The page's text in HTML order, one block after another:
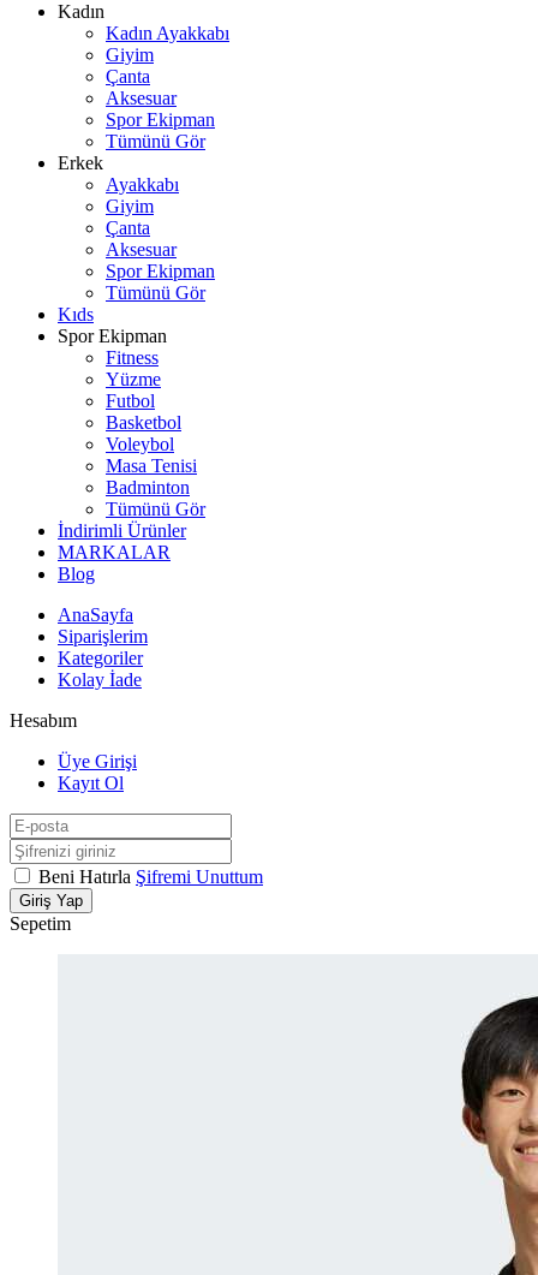
Kadın
Kadın Ayakkabı
Giyim
Çanta
Aksesuar
Spor Ekipman
Tümünü Gör
Erkek
Ayakkabı
Giyim
Çanta
Aksesuar
Spor Ekipman
Tümünü Gör
Kıds
Spor Ekipman
Fitness
Yüzme
Futbol
Basketbol
Voleybol
Masa Tenisi
Badminton
Tümünü Gör
İndirimli Ürünler
MARKALAR
Blog
AnaSayfa
Siparişlerim
Kategoriler
Kolay İade
Hesabım
Üye Girişi
Kayıt Ol
Beni Hatırla Şifremi Unuttum
Giriş Yap
Sepetim